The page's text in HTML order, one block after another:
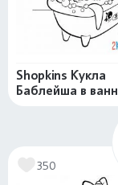
Shopkins Кукла
Баблейша в
350